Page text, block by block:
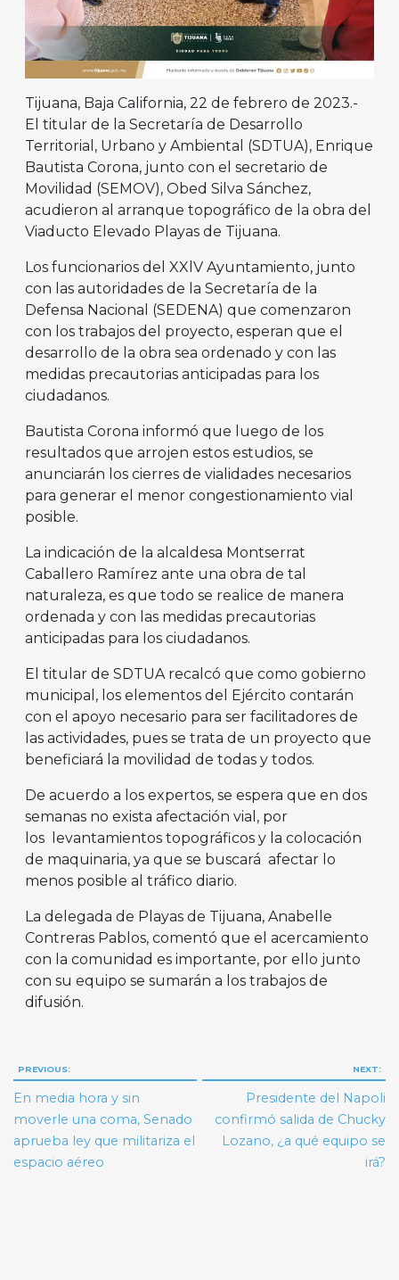
Tijuana, Baja California, 22 de febrero de 2023.-
El titular de la Secretaría de Desarrollo
Territorial, Urbano y Ambiental (SDTUA), Enrique
Bautista Corona, junto con el secretario de
Movilidad (SEMOV), Obed Silva Sánchez,
acudieron al arranque topográfico de la obra del
Viaducto Elevado Playas de Tijuana.
Los funcionarios del XXlV Ayuntamiento, junto
con las autoridades de la Secretaría de la
Defensa Nacional (SEDENA) que comenzaron
con los trabajos del proyecto, esperan que el
desarrollo de la obra sea ordenado y con las
medidas precautorias anticipadas para los
ciudadanos.
Bautista Corona informó que luego de los
resultados que arrojen estos estudios, se
anunciarán los cierres de vialidades necesarios
para generar el menor congestionamiento vial
posible.
La indicación de la alcaldesa Montserrat
Caballero Ramírez ante una obra de tal
naturaleza, es que todo se realice de manera
ordenada y con las medidas precautorias
anticipadas para los ciudadanos.
El titular de SDTUA recalcó que como gobierno
municipal, los elementos del Ejército contarán
con el apoyo necesario para ser facilitadores de
las actividades, pues se trata de un proyecto que
beneficiará la movilidad de todas y todos.
De acuerdo a los expertos, se espera que en dos
semanas no exista afectación vial, por
los levantamientos topográficos y la colocación
de maquinaria, ya que se buscará afectar lo
menos posible al tráfico diario.
La delegada de Playas de Tijuana, Anabelle
Contreras Pablos, comentó que el acercamiento
con la comunidad es importante, por ello junto
con su equipo se sumarán a los trabajos de
difusión.
Navegación
de
entradas
PREVIOUS:
En media hora y sin
moverle una coma, Senado
aprueba ley que militariza el
espacio aéreo
NEXT:
Presidente del Napoli
confirmó salida de Chucky
Lozano, ¿a qué equipo se
irá?